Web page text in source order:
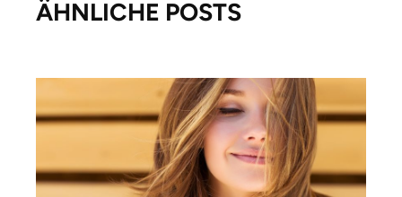
ÄHNLICHE POSTS